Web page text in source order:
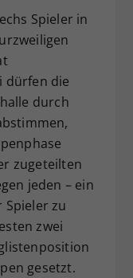
Spieler in
dürfen die
durch
zugeteilten
jeden – ein
zu
zwei
gesetzt.